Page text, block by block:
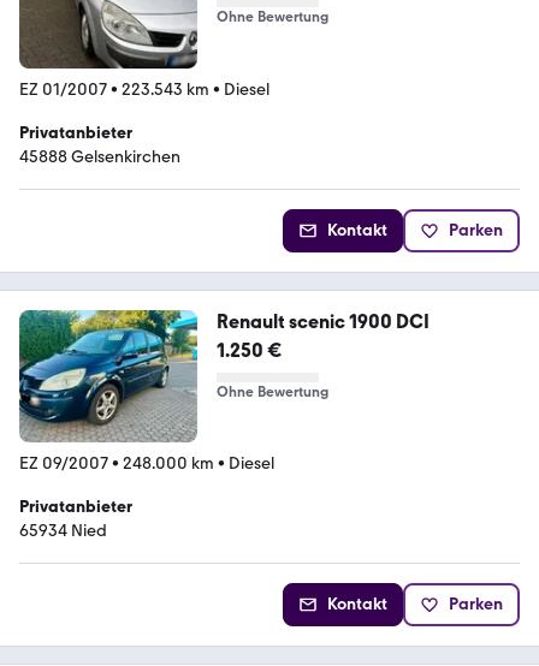
Ohne Bewertung
EZ 01/2007• 223.543 km • Diesel
Privatanbieter
45888 Gelsenkirchen
Kontakt Parken
Renault scenic 1900 DCI
1.250 €
Ohne Bewertung
EZ 09/2007• 248.000 km • Diesel
Privatanbieter
65934 Nied
Kontakt Parken